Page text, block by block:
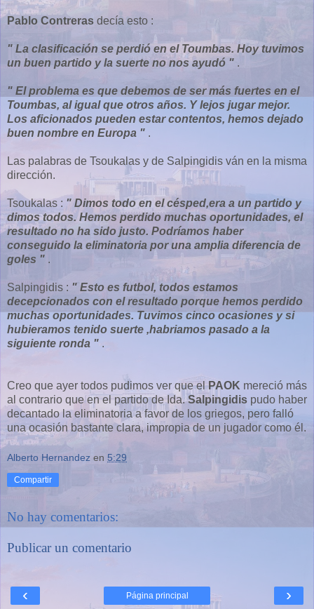
Pablo Contreras decía esto :
" La clasificación se perdió en el Toumbas. Hoy tuvimos
un buen partido y la suerte no nos ayudó " .
" El problema es que debemos de ser más fuertes en el
Toumbas, al igual que otros años. Y lejos jugar mejor.
Los aficionados pueden estar contentos, hemos dejado
buen nombre en Europa " .
Las palabras de Tsoukalas y de Salpingidis ván en la misma
dirección.
Tsoukalas : " Dimos todo en el césped,era a un partido y
dimos todos. Hemos perdido muchas oportunidades, el
resultado no ha sido justo. Podríamos haber
conseguido la eliminatoria por una amplia diferencia de
goles " .
Salpingidis : " Esto es futbol, todos estamos
decepcionados con el resultado porque hemos perdido
muchas oportunidades. Tuvimos cinco ocasiones y si
hubieramos tenido suerte ,habriamos pasado a la
siguiente ronda " .
Creo que ayer todos pudimos ver que elPAOK mereció más
al contrario que en el partido de Ida.Salpingidis pudo haber
decantado la eliminatoria a favor de los griegos, pero falló
una ocasión bastante clara, impropia de un jugador como él.
Alberto Hernandez en 5:29
Compartir
No hay comentarios:
Publicar un comentario
‹ ›
Página principal